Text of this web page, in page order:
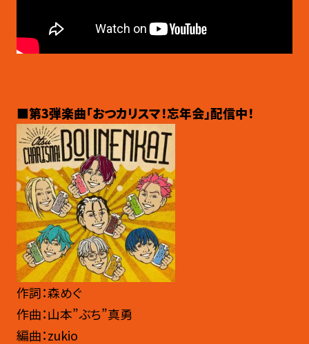
■第3弾楽曲「おつカリスマ！忘年会」配信中！
作詞：森めぐ
作曲：山本”ぶち”真勇
編曲：zukio